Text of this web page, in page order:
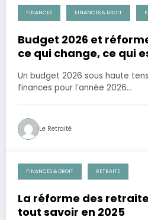
28 novembre 2025
FINANCES FINANCES & DROIT
Budget 2026 et
ce qui change, ce qui
Un budget 2026 sous haute
finances pour l’année 2026…
Le Retraité
28 novembre 2025
FINANCES & DROIT RETRAITE
La réforme des
tout savoir en 2025